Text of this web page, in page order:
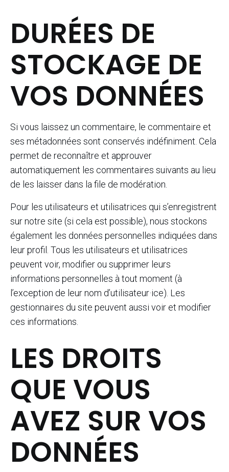
DURÉES DE
STOCKAGE DE
VOS DONNÉES
Si vous laissez un commentaire, le commentaire et
ses métadonnées sont conservés indéfiniment. Cela
permet de reconnaître et approuver
automatiquement les commentaires suivants au lieu
de les laisser dans la file de modération.
Pour les utilisateurs et utilisatrices qui s’enregistrent
sur notre site (si cela est possible), nous stockons
également les données personnelles indiquées dans
leur profil. Tous les utilisateurs et utilisatrices
peuvent voir, modifier ou supprimer leurs
informations personnelles à tout moment (à
l’exception de leur nom d’utilisateur·ice). Les
gestionnaires du site peuvent aussi voir et modifier
ces informations.
LES DROITS
QUE VOUS
AVEZ SUR VOS
DONNÉES